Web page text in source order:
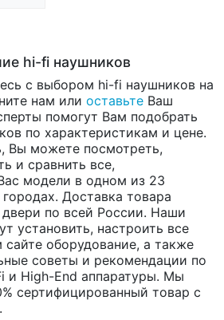
hi-fi наушников
с выбором hi-fi наушников на
нам или оставьте Ваш
помогут Вам подобрать
по характеристикам и цене.
Вы можете посмотреть,
и сравнить все,
модели в одном из 23
городах. Доставка товара
по всей России. Наши
установить, настроить все
оборудование, а также
советы и рекомендации по
и High-End аппаратуры. Мы
сертифицированный товар с